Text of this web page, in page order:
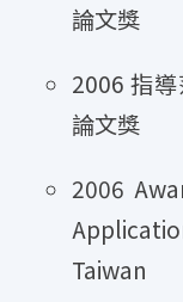
論文獎
2006 指
論文獎
2006
Taiwan